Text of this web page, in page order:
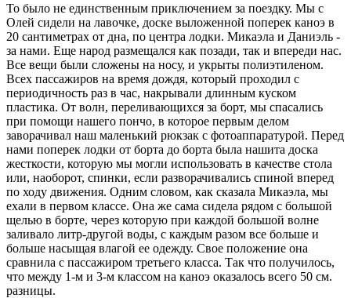
То было не единственным приключением за поездку. Мы с
Олей сидели на лавочке, доске выложенной поперек каноэ в
20 сантиметрах от дна, по центра лодки. Микаэла и Даниэль -
за нами. Еще народ размещался как позади, так и впереди нас.
Все вещи были сложены на носу, и укрыты полиэтиленом.
Всех пассажиров на время дождя, который проходил с
периодичность раз в час, накрывали длинным куском
пластика. От волн, переливающихся за борт, мы спасались
при помощи нашего пончо, в которое первым делом
заворачивал наш маленький рюкзак с фотоаппаратурой. Перед
нами поперек лодки от борта до борта была нашита доска
жесткости, которую мы могли использовать в качестве стола
или, наоборот, спинки, если разворачивались спиной вперед
по ходу движения. Одним словом, как сказала Микаэла, мы
ехали в первом классе. Она же сама сидела рядом с большой
щелью в борте, через которую при каждой большой волне
заливало литр-другой воды, с каждым разом все больше и
больше насыщая влагой ее одежду. Свое положение она
сравнила с пассажиром третьего класса. Так что получилось,
что между 1-м и 3-м классом на каноэ оказалось всего 50 см.
разницы.